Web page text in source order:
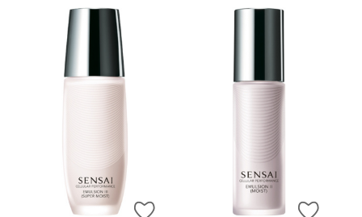
ZUR WUNSCHLISTE HINZUFÜGEN
ZUR